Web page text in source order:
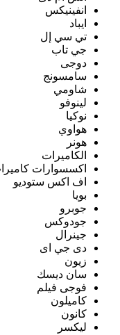
انفينيكس
ايباد
تي سي إل
جي تاب
دوجى
سامسونج
شاومي
لينوفو
نوكيا
هواوي
هونر
الكاميرات
اكسسوارات
اف اكس ستوديو
بويا
جوبرو
جودوكس
جينرال
دى جي اى
زيون
سان ديسك
فوجى فيلم
كاميلون
كانون
ليكسر